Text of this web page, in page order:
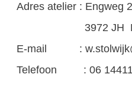
Adres atelier : Engweg
3972 JH
E-mail :
Telefoon : 06